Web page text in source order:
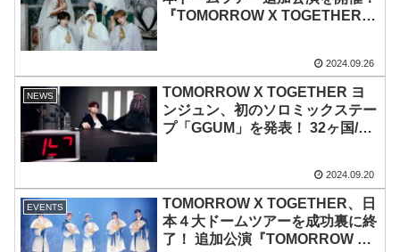
『TOMORROW X TOGETHER
JAPAN』京セラドーム大阪公演
チケット先行受付開始
2024.09.26
NEWS
TOMORROW X TOGETHER ヨ
ンジュン、初のソロミックステー
プ「GGUM」を発表！ 32ヶ国/地
2024.09.20
EVENTS
TOMORROW X TOGETHER、日
本４大ドームツアーを成功裏に終
了！ 追加公演『TOMORROW X